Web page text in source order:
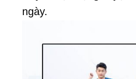
ngày.